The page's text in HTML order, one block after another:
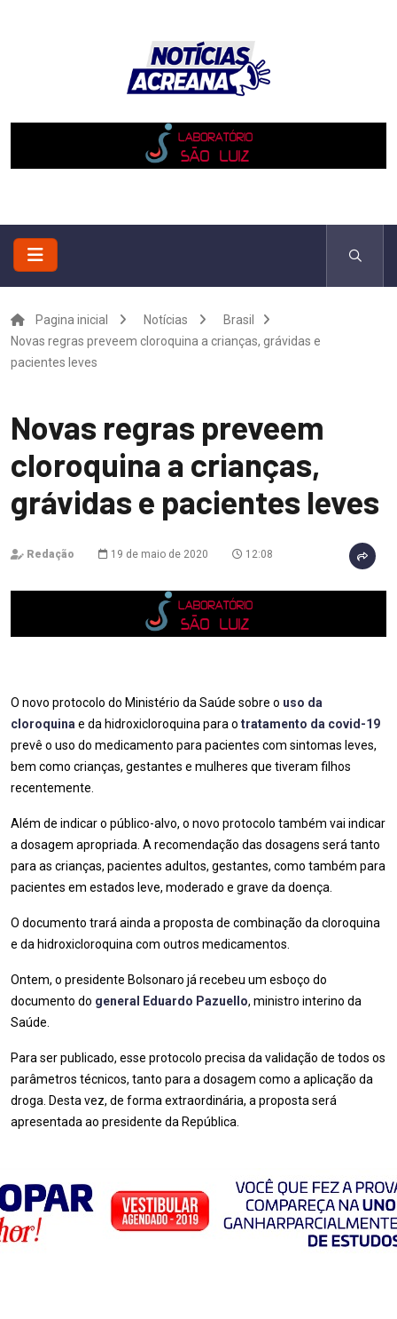
Pagina inicial Notícias
Brasil
Novas regras preveem cloroquina a crianças, grávidas e
pacientes leves
Novas regras preveem
cloroquina a crianças,
grávidas e pacientes leves
Redação 19 de maio de 2020 12:08
O novo protocolo do Ministério da Saúde sobre o uso da
cloroquina e da hidroxicloroquina para o tratamento da covid-19
prevê o uso do medicamento para pacientes com sintomas leves,
bem como crianças, gestantes e mulheres que tiveram filhos
recentemente.
Além de indicar o público-alvo, o novo protocolo também vai indicar
a dosagem apropriada. A recomendação das dosagens será tanto
para as crianças, pacientes adultos, gestantes, como também para
pacientes em estados leve, moderado e grave da doença.
O documento trará ainda a proposta de combinação da cloroquina
e da hidroxicloroquina com outros medicamentos.
Ontem, o presidente Bolsonaro já recebeu um esboço do
documento do general Eduardo Pazuello, ministro interino da
Saúde.
Para ser publicado, esse protocolo precisa da validação de todos os
parâmetros técnicos, tanto para a dosagem como a aplicação da
droga. Desta vez, de forma extraordinária, a proposta será
apresentada ao presidente da República.